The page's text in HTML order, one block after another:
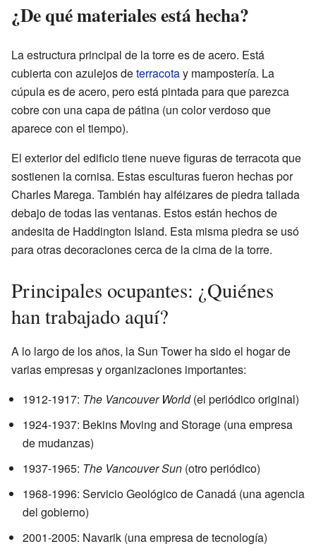
¿De qué materiales está hecha?
La estructura principal de la torre es de acero. Está
cubierta con azulejos deterracotay mampostería. La
cúpula es de acero, pero está pintada para que parezca
cobre con una capa de pátina (un color verdoso que
aparece con el tiempo).
El exterior del edificio tiene nueve figuras de terracota que
sostienen la cornisa. Estas esculturas fueron hechas por
Charles Marega. También hay alféizares de piedra tallada
debajo de todas las ventanas. Estos están hechos de
andesita de Haddington Island. Esta misma piedra se usó
para otras decoraciones cerca de la cima de la torre.
Principales ocupantes: ¿Quiénes
han trabajado aquí?
A lo largo de los años, la Sun Tower ha sido el hogar de
varias empresas y organizaciones importantes:
1912-1917: The Vancouver World(el periódico original)
1924-1937: Bekins Moving and Storage (una empresa
de mudanzas)
1937-1965: The Vancouver Sun (otro periódico)
1968-1996: Servicio Geológico de Canadá (una agencia
del gobierno)
2001-2005: Navarik (una empresa de tecnología)